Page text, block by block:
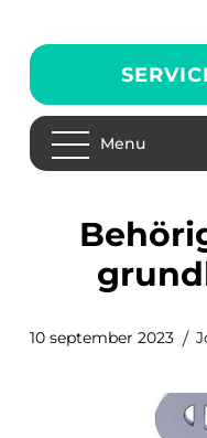
Menu
Behörig våtrum: En
10 september 2023